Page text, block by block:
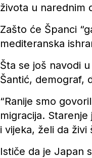
života u narednim
Zašto će Španci
mediteranska
Šta se još navodi
Šantić, demograf,
“Ranije smo
migracija.
i vijeka, želi da živi
Ističe da je Japan